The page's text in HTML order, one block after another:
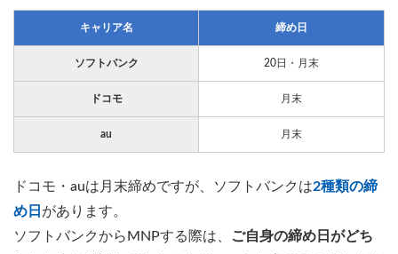
キャリア名 締め日
ソフトバンク 20日・月末
ドコモ 月末
au 月末
ドコモ・auは月末締めですが、ソフトバンクは2種類の締
め日 があります。
ソフトバンクからMNPする際は、
ご自身の締め日がどち